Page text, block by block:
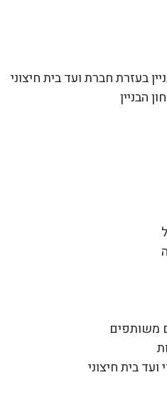
בעזרת חברת ועד בית חיצוני
הבניין
משותפים
בית חיצוני